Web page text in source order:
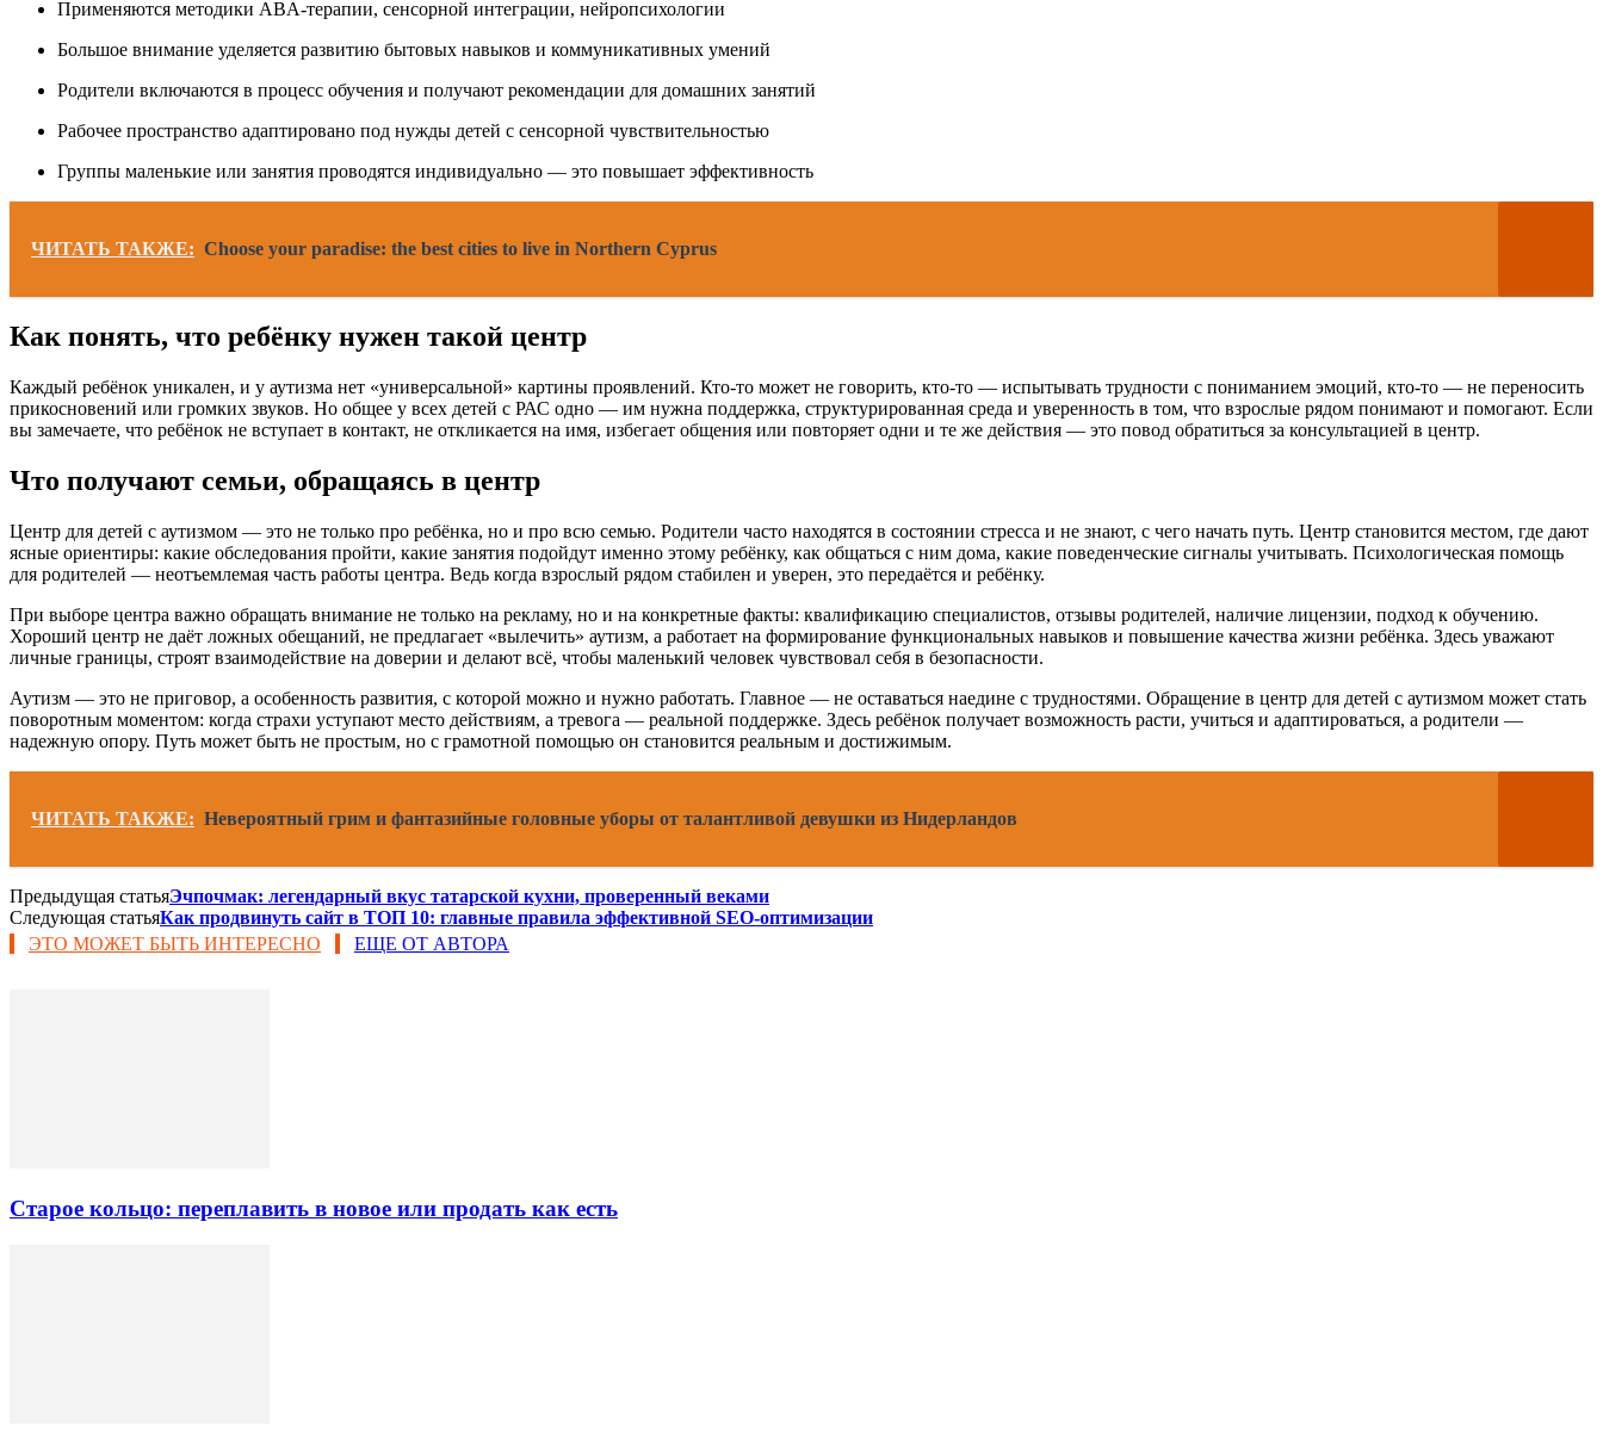
Применяются методики ABA-терапии, сенсорной интеграции, нейропсихологии
Большое внимание уделяется развитию бытовых навыков и коммуникативных умений
Родители включаются в процесс обучения и получают рекомендации для домашних занятий
Рабочее пространство адаптировано под нужды детей с сенсорной чувствительностью
Группы маленькие или занятия проводятся индивидуально — это повышает эффективность
ЧИТАТЬ ТАКЖЕ: Choose your paradise: the best cities to live in Northern Cyprus
Как понять, что ребёнку нужен такой центр
Каждый ребёнок уникален, и у аутизма нет «универсальной» картины проявлений. Кто-то может не говорить, кто-то — испытывать трудности с пониманием эмоций, кто-то — не переносить
прикосновений или громких звуков. Но общее у всех детей с РАС одно — им нужна поддержка, структурированная среда и уверенность в том, что взрослые рядом понимают и помогают. Если
вы замечаете, что ребёнок не вступает в контакт, не откликается на имя, избегает общения или повторяет одни и те же действия — это повод обратиться за консультацией в центр.
Что получают семьи, обращаясь в центр
Центр для детей с аутизмом — это не только про ребёнка, но и про всю семью. Родители часто находятся в состоянии стресса и не знают, с чего начать путь. Центр становится местом, где дают
ясные ориентиры: какие обследования пройти, какие занятия подойдут именно этому ребёнку, как общаться с ним дома, какие поведенческие сигналы учитывать. Психологическая помощь
для родителей — неотъемлемая часть работы центра. Ведь когда взрослый рядом стабилен и уверен, это передаётся и ребёнку.
При выборе центра важно обращать внимание не только на рекламу, но и на конкретные факты: квалификацию специалистов, отзывы родителей, наличие лицензии, подход к обучению.
Хороший центр не даёт ложных обещаний, не предлагает «вылечить» аутизм, а работает на формирование функциональных навыков и повышение качества жизни ребёнка. Здесь уважают
личные границы, строят взаимодействие на доверии и делают всё, чтобы маленький человек чувствовал себя в безопасности.
Аутизм — это не приговор, а особенность развития, с которой можно и нужно работать. Главное — не оставаться наедине с трудностями. Обращение в центр для детей с аутизмом может стать
поворотным моментом: когда страхи уступают место действиям, а тревога — реальной поддержке. Здесь ребёнок получает возможность расти, учиться и адаптироваться, а родители —
надежную опору. Путь может быть не простым, но с грамотной помощью он становится реальным и достижимым.
ЧИТАТЬ ТАКЖЕ: Невероятный грим и фантазийные головные уборы от талантливой девушки из Нидерландов
Предыдущая статьяЭчпочмак: легендарный вкус татарской кухни, проверенный веками
Следующая статьяКак продвинуть сайт в ТОП 10: главные правила эффективной SEO-оптимизации
ЭТО МОЖЕТ БЫТЬ ИНТЕРЕСНО
ЕЩЕ ОТ АВТОРА
Старое кольцо: переплавить в новое или продать как есть